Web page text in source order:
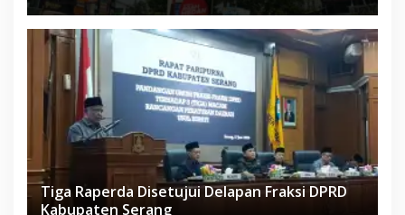
Tiga Raperda Disetujui Delapan Fraksi DPRD
Kabupaten Serang